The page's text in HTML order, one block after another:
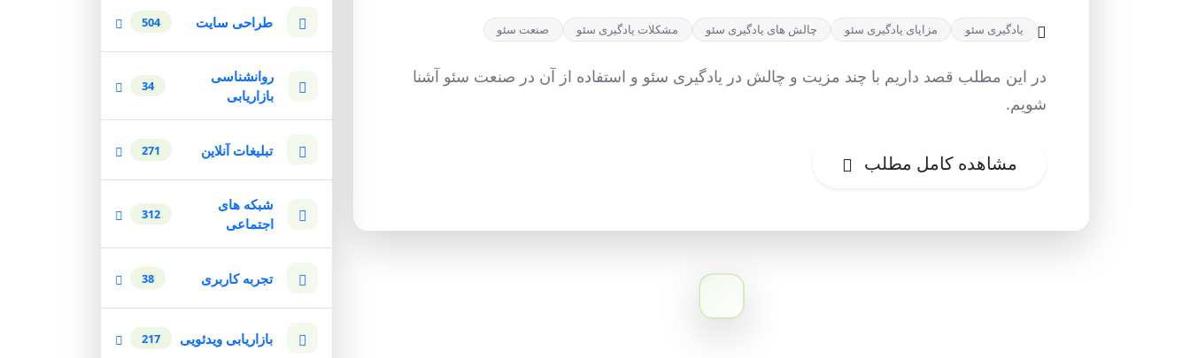
یادگیری سئو مزایای یادگیری سئو چالش های یادگیری سئو مشکلات یادگیری سئو صنعت سئو
در این مطلب قصد داریم با چند مزیت و چالش در یادگیری سئو و استفاده از آن در صنعت سئو آشنا
شویم.
مشاهده کامل مطلب
طراحی سایت 504
روانشناسی
بازاریابی
34
تبلیغات آنلاین 271
شبکه های
اجتماعی
312
تجربه کاربری 38
بازاریابی ویدئویی 217